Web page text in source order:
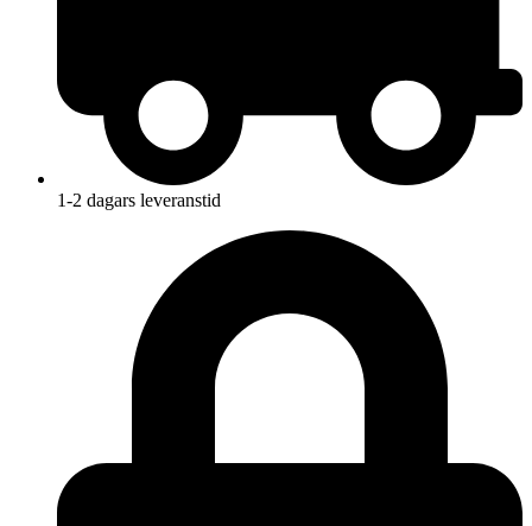
1-2 dagars leveranstid